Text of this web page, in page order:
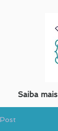
Saiba mais
Post